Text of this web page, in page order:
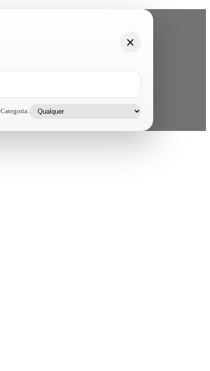
Categoria: